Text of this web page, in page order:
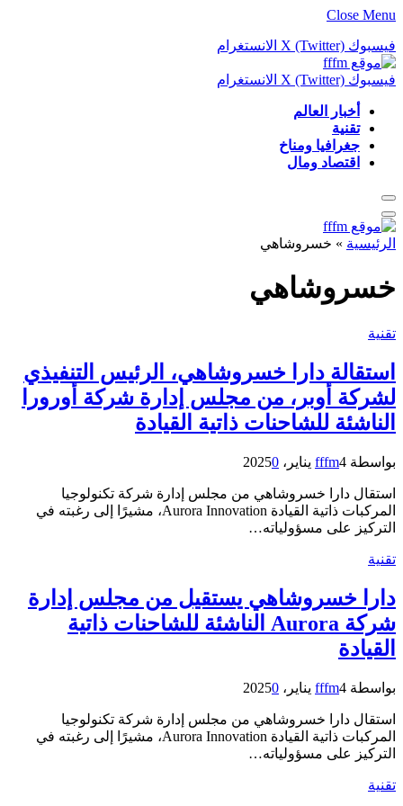
Close Menu
فيسبوك X (Twitter) الانستغرام
فيسبوك X (Twitter) الانستغرام
أخبار العالم
تقنية
جغرافيا ومناخ
اقتصاد ومال
الرئيسية»خسروشاهي
خسروشاهي
تقنية
استقالة دارا خسروشاهي، الرئيس التنفيذي
لشركة أوبر، من مجلس إدارة شركة أورورا
الناشئة للشاحنات ذاتية القيادة
بواسطة fffm 4 يناير، 2025 0
استقال دارا خسروشاهي من مجلس إدارة شركة تكنولوجيا
المركبات ذاتية القيادة Aurora Innovation، مشيرًا إلى رغبته في
التركيز على مسؤولياته…
تقنية
دارا خسروشاهي يستقيل من مجلس إدارة
شركة Aurora الناشئة للشاحنات ذاتية
القيادة
بواسطة fffm 4 يناير، 2025 0
استقال دارا خسروشاهي من مجلس إدارة شركة تكنولوجيا
المركبات ذاتية القيادة Aurora Innovation، مشيرًا إلى رغبته في
التركيز على مسؤولياته…
تقنية